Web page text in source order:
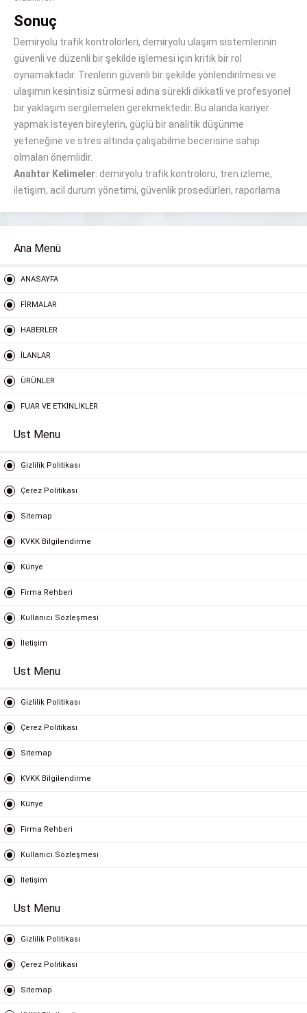
Sonuç
Demiryolu trafik kontrolörleri, demiryolu ulaşım sistemlerinin
güvenli ve düzenli bir şekilde işlemesi için kritik bir rol
oynamaktadır. Trenlerin güvenli bir şekilde yönlendirilmesi ve
ulaşımın kesintisiz sürmesi adına sürekli dikkatli ve profesyonel
bir yaklaşım sergilemeleri gerekmektedir. Bu alanda kariyer
yapmak isteyen bireylerin, güçlü bir analitik düşünme
yeteneğine ve stres altında çalışabilme becerisine sahip
olmaları önemlidir.
Anahtar Kelimeler: demiryolu trafik kontrolörü, tren izleme,
iletişim, acil durum yönetimi, güvenlik prosedürleri, raporlama
Ana Menü
ANASAYFA
FİRMALAR
HABERLER
İLANLAR
ÜRÜNLER
FUAR VE ETKİNLİKLER
Ust Menu
Gizlilik Politikası
Çerez Politikası
Sitemap
KVKK Bilgilendirme
Künye
Firma Rehberi
Kullanıcı Sözleşmesi
İletişim
Ust Menu
Gizlilik Politikası
Çerez Politikası
Sitemap
KVKK Bilgilendirme
Künye
Firma Rehberi
Kullanıcı Sözleşmesi
İletişim
Ust Menu
Gizlilik Politikası
Çerez Politikası
Sitemap